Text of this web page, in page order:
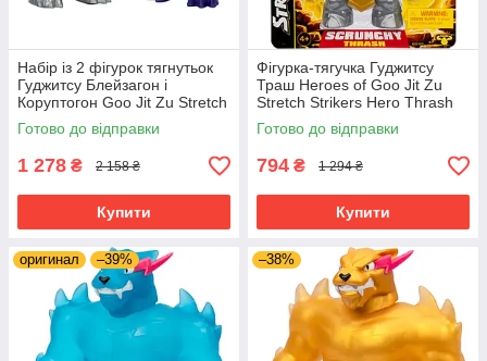
Набір із 2 фігурок тягнутьок
Гуджитсу Блейзагон і
Коруптогон Goo Jit Zu Stretch
Strikers 42790
Готово до відправки
1 278 ₴ 2 158 ₴
Купити
Фігурка-тягучка Гуджитсу
Траш Heroes of Goo Jit Zu
Stretch Strikers Hero Thrash
42781
Готово до відправки
794 ₴ 1 294 ₴
Купити
оригинал –39% –38%